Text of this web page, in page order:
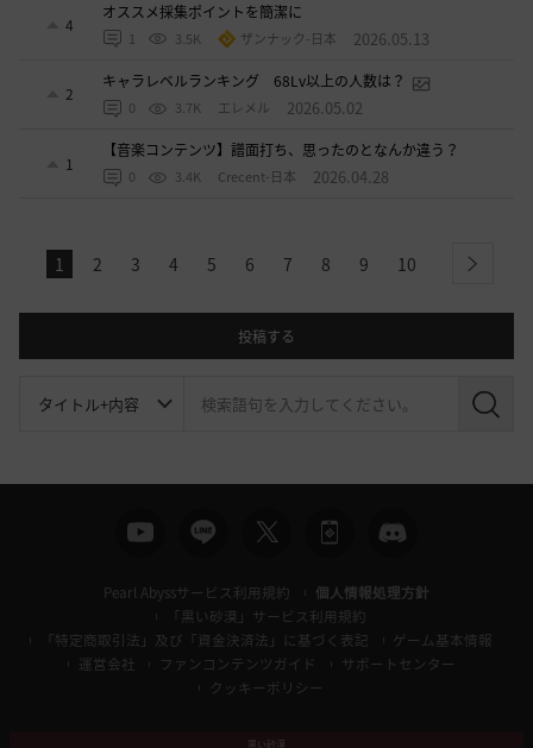
4
オススメ採集ポイントを簡潔に
1 3.5K ザンナック-日本 2026.05.13
2
キャラレベルランキング 68Lv以上の人数は？
0 3.7K エレメル 2026.05.02
1
【音楽コンテンツ】譜面打ち、思ったのとなんか違う？
0 3.4K Crecent-日本 2026.04.28
1 2 3 4 5 6 7 8 9 10 next
投稿する
検
Pearl Abyssサービス利用規約
個人情報処理方針
「黒い砂漠」サービス利用規約
「特定商取引法」及び「資金決済法」に基づく表記
ゲーム基本情報
運営会社
ファンコンテンツガイド
サポートセンター
クッキーポリシー
黒い砂漠